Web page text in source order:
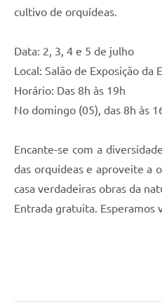
Agenda
Diário Oficial
cultivo de orquídeas.
Data: 2, 3, 4 e 5 de julho
Local: Salão de Exposição da
Horário: Das 8h às 19h
No domingo (05), das 8h às
Encante-se com a
das orquídeas e aproveite a
casa verdadeiras obras da
Entrada gratuita. Esperamos